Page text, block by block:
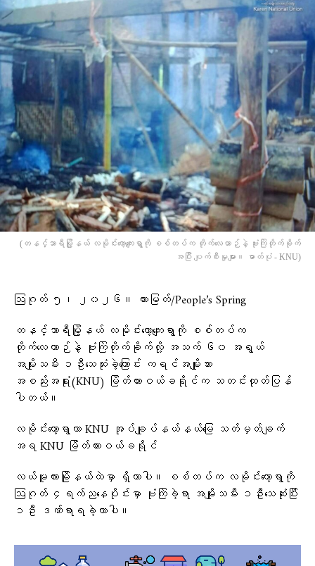
(တနင်္သာရီမြို့နယ် လမိုင်းကော့ကျေးရွာကို စစ်တပ်က တိုက်လေယာဉ်နဲ့ ဗုံးကြဲတိုက်ခိုက်
အပြီး ပျက်စီးမှုများ။ ဓာတ်ပုံ - KNU)
ဩဂုတ် ၅၊ ၂၀၂၆။ ထားမြတ်/People’s Spring
တနင်္သာရီမြို့နယ် လမိုင်းကော့ကျေးရွာကို စစ်တပ်က
တိုက်လေယာဉ်နဲ့ ဗုံးကြဲတိုက်ခိုက်လို့ အသက် ၆၀ အရွယ်
အမျိုးသမီး ၁ဦးသေဆုံးခဲ့ကြောင်း ကရင်အမျိုးသား
အစည်းအရုံး(KNU) မြိတ်ထားဝယ်ခရိုင်က သတင်းထုတ်ပြန်
ပါတယ်။
လမိုင်းကော့ရွာဟာ KNU အုပ်ချုပ်နယ်နယ်မြေ သတ်မှတ်ချက်
အရ KNU မြိတ်ထားဝယ်ခရိုင်
‎လယ်မူလားမြိုနယ်ထဲမှာ ရှိတာပါ။ စစ်တပ်က လမိုင်းကော့ရွာကို
ဩဂုတ် ၄ရက်ညနေပိုင်းမှာ ဗုံးကြဲခဲ့ရာ အမျိုးသမီး ၁ဦးသေဆုံးပြီး
၁ဦး ဒဏ်ရာရခဲ့တာပါ။